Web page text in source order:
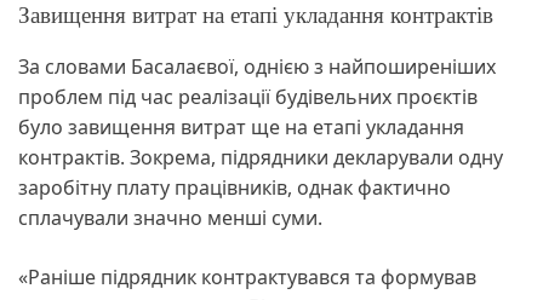
Завищення витрат на етапі укладання контрактів
За словами Басалаєвої, однією з найпоширеніших
проблем під час реалізації будівельних проєктів
було завищення витрат ще на етапі укладання
контрактів. Зокрема, підрядники декларували одну
заробітну плату працівників, однак фактично
сплачували значно менші суми.
«Раніше підрядник контрактувався та формував